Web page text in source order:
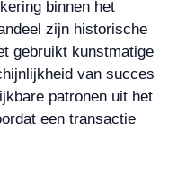
binnen het
zijn historische
gebruikt kunstmatige
van succes
patronen uit het
een transactie